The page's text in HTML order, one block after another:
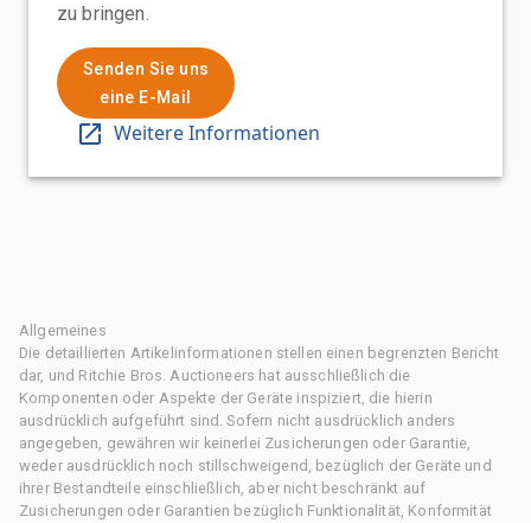
zu bringen.
Senden Sie uns
eine E-Mail
Weitere Informationen
Allgemeines
Die detaillierten Artikelinformationen stellen einen begrenzten Bericht
dar, und Ritchie Bros. Auctioneers hat ausschließlich die
Komponenten oder Aspekte der Geräte inspiziert, die hierin
ausdrücklich aufgeführt sind. Sofern nicht ausdrücklich anders
angegeben, gewähren wir keinerlei Zusicherungen oder Garantie,
weder ausdrücklich noch stillschweigend, bezüglich der Geräte und
ihrer Bestandteile einschließlich, aber nicht beschränkt auf
Zusicherungen oder Garantien bezüglich Funktionalität, Konformität